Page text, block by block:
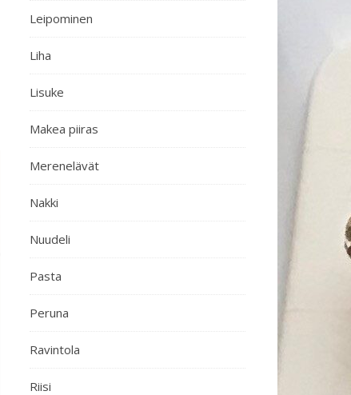
Leipominen
Liha
Lisuke
Makea piiras
Merenelävät
Nakki
Nuudeli
Pasta
Peruna
Ravintola
Riisi